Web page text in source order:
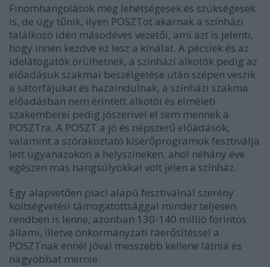
Finomhangolások még lehetségesek és szükségesek
is, de úgy tűnik, ilyen POSZTot akarnak a színházi
találkozó idén másodéves vezetői, ami azt is jelenti,
hogy innen kezdve ez lesz a kínálat. A pécsiek és az
idelátogatók örülhetnek, a színházi alkotók pedig az
előadásuk szakmai beszélgetése után szépen veszik
a sátorfájukat és hazaindulnak, a színházi szakma
előadásban nem érintett alkotói és elméleti
szakemberei pedig jószerivel el sem mennek a
POSZTra. A POSZT a jó és népszerű előadások,
valamint a szórakoztató kísérőprogramok fesztiválja
lett ugyanazokon a helyszíneken, ahol néhány éve
egészen más hangsúlyokkal volt jelen a színház.
Egy alapvetően piaci alapú fesztiválnál szerény
költségvetési támogatottsággal mindez teljesen
rendben is lenne, azonban 130-140 millió forintos
állami, illetve önkormányzati ráerősítéssel a
POSZTnak ennél jóval messzebb kellene látnia és
nagyobbat mernie.